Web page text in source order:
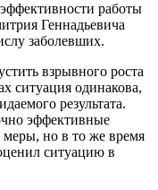
работы
Геннадьевича
заболевших.
взрывного роста
ситуация одинакова,
результата.
эффективные
меры, но в то же время
ситуацию в